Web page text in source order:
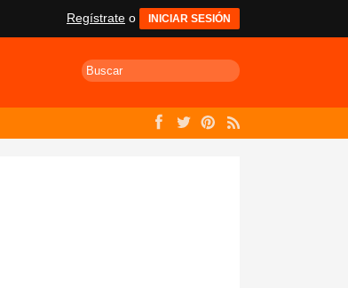
Regístrate o INICIAR SESIÓN